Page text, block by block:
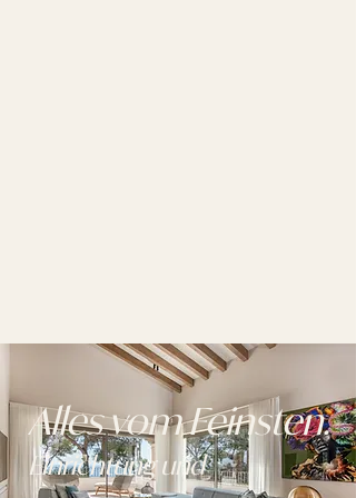
Alles vom Feinsten.
Einrichtung und